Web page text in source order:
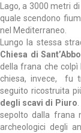
Lago, a 3000 metri
quale scendono
nel Mediterraneo.
Lungo la stessa
Chiesa di
della frana che colpì
chiesa, invece, fu
seguito ricostruita
degli scavi di Piuro
sepolto dalla frana
archeologici degli